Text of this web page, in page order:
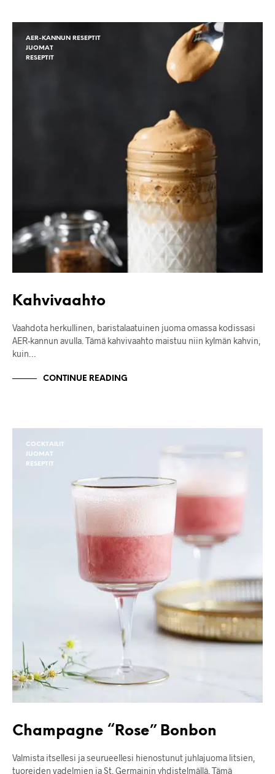
AER-KANNUN RESEPTIT
JUOMAT
RESEPTIT
Kahvivaahto
Vaahdota herkullinen, baristalaatuinen juoma omassa kodissasi
AER-kannun avulla. Tämä kahvivaahto maistuu niin kylmän kahvin,
kuin…
CONTINUE READING
COCKTAILIT
JUOMAT
RESEPTIT
Champagne “Rose” Bonbon
Valmista itsellesi ja seurueellesi hienostunut juhlajuoma litsien,
tuoreiden vadelmien ja St. Germainin yhdistelmällä. Tämä